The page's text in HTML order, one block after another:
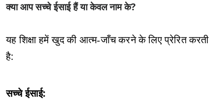
क्या आप सच्चे ईसाई हैं या केवल नाम के?
यह शिक्षा हमें खुद की आत्म‑जाँच करने के लिए प्रेरित करती
है:
सच्चे ईसाई: